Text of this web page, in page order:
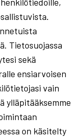
Tietosuojassa
sekä
ensiarvoisen
vain
ylläpitääksemme
on käsitelty